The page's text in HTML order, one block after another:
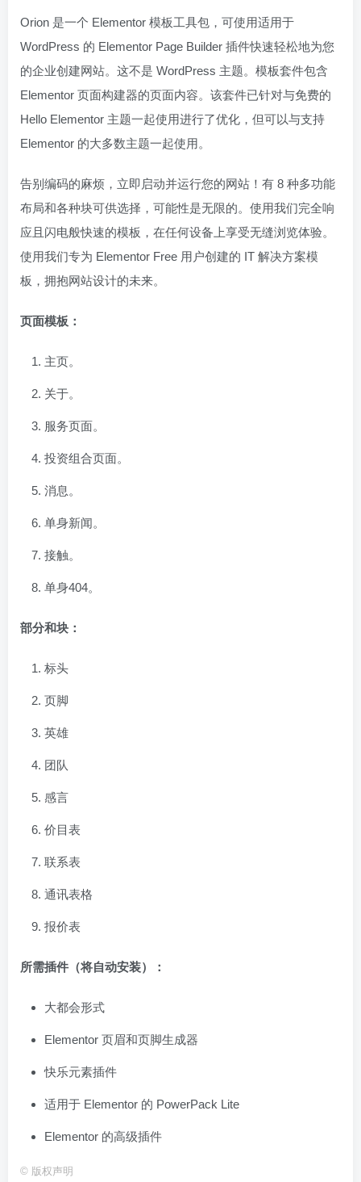
Orion 是一个 Elementor 模板工具包，可使用适用于
WordPress 的 Elementor Page Builder 插件快速轻松地为您
的企业创建网站。这不是 WordPress 主题。模板套件包含
Elementor 页面构建器的页面内容。该套件已针对与免费的
Hello Elementor 主题一起使用进行了优化，但可以与支持
Elementor 的大多数主题一起使用。
告别编码的麻烦，立即启动并运行您的网站！有 8 种多功能
布局和各种块可供选择，可能性是无限的。使用我们完全响
应且闪电般快速的模板，在任何设备上享受无缝浏览体验。
使用我们专为 Elementor Free 用户创建的 IT 解决方案模
板，拥抱网站设计的未来。
页面模板：
主页。
关于。
服务页面。
投资组合页面。
消息。
单身新闻。
接触。
单身404。
部分和块：
标头
页脚
英雄
团队
感言
价目表
联系表
通讯表格
报价表
所需插件（将自动安装）：
大都会形式
Elementor 页眉和页脚生成器
快乐元素插件
适用于 Elementor 的 PowerPack Lite
Elementor 的高级插件
© 版权声明